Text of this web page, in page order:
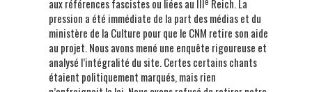
aux références fascistes ou liées au III Reich. La
pression a été immédiate de la part des médias et du
ministère de la Culture pour que le CNM retire son aide
au projet. Nous avons mené une enquête rigoureuse et
analysé l’intégralité du site. Certes certains chants
étaient politiquement marqués, mais rien